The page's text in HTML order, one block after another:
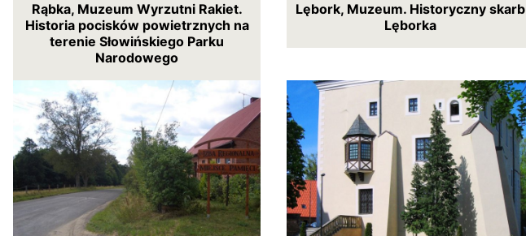
Rąbka, Muzeum Wyrzutni Rakiet.
Historia pocisków powietrznych na
terenie Słowińskiego Parku
Narodowego
Lębork, Muzeum. Historyczny skarb
Lęborka